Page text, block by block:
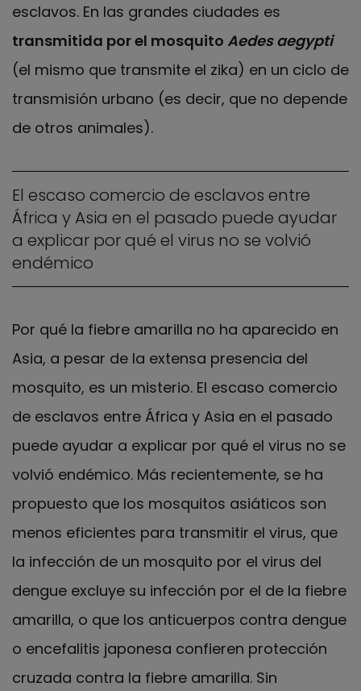
esclavos. En las grandes ciudades es
transmitida por el mosquito Aedes aegypti
(el mismo que transmite el zika) en un ciclo de
transmisión urbano (es decir, que no depende
de otros animales).
El escaso comercio de esclavos entre
África y Asia en el pasado puede ayudar
a explicar por qué el virus no se volvió
endémico
Por qué la fiebre amarilla no ha aparecido en
Asia, a pesar de la extensa presencia del
mosquito, es un misterio. El escaso comercio
de esclavos entre África y Asia en el pasado
puede ayudar a explicar por qué el virus no se
volvió endémico. Más recientemente, se ha
propuesto que los mosquitos asiáticos son
menos eficientes para transmitir el virus, que
la infección de un mosquito por el virus del
dengue excluye su infección por el de la fiebre
amarilla, o que los anticuerpos contra dengue
o encefalitis japonesa confieren protección
cruzada contra la fiebre amarilla. Sin